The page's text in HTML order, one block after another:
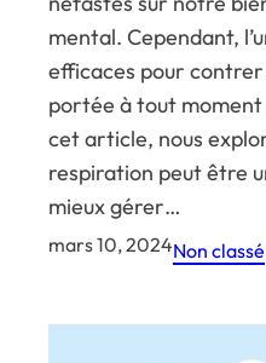
mental. Cependant,
efficaces pour
portée à tout
cet article, nous
respiration peut être
mieux gérer…
mars 10, 2024Non classé